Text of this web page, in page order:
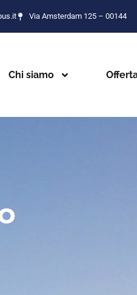
Via Amsterdam 125 – 00144
Chi siamo